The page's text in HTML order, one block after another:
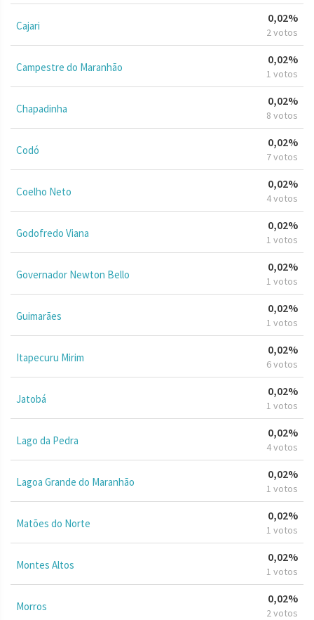
Cajari
0,02%
2 votos
Campestre do Maranhão
0,02%
1 votos
Chapadinha
0,02%
8 votos
Codó
0,02%
7 votos
Coelho Neto
0,02%
4 votos
Godofredo Viana
0,02%
1 votos
Governador Newton Bello
0,02%
1 votos
Guimarães
0,02%
1 votos
Itapecuru Mirim
0,02%
6 votos
Jatobá
0,02%
1 votos
Lago da Pedra
0,02%
4 votos
Lagoa Grande do Maranhão
0,02%
1 votos
Matões do Norte
0,02%
1 votos
Montes Altos
0,02%
1 votos
Morros
0,02%
2 votos